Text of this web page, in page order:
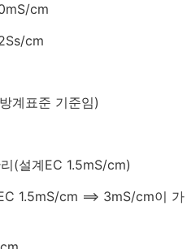
cm
cm
계표준 기준임)
(설계EC 1.5mS/cm)
1.5mS/cm ⟹ 3mS/cm이 가